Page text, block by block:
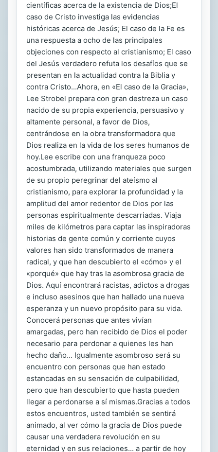
científicas acerca de la existencia de Dios;El
caso de Cristo investiga las evidencias
históricas acerca de Jesús; El caso de la Fe es
una respuesta a ocho de las principales
objeciones con respecto al cristianismo; El caso
del Jesús verdadero refuta los desafíos que se
presentan en la actualidad contra la Biblia y
contra Cristo...Ahora, en «El caso de la Gracia»,
Lee Strobel prepara con gran destreza un caso
nacido de su propia experiencia, persuasivo y
altamente personal, a favor de Dios,
centrándose en la obra transformadora que
Dios realiza en la vida de los seres humanos de
hoy.Lee escribe con una franqueza poco
acostumbrada, utilizando materiales que surgen
de su propio peregrinar del ateísmo al
cristianismo, para explorar la profundidad y la
amplitud del amor redentor de Dios por las
personas espiritualmente descarriadas. Viaja
miles de kilómetros para captar las inspiradoras
historias de gente común y corriente cuyos
valores han sido transformados de manera
radical, y que han descubierto el «cómo» y el
«porqué» que hay tras la asombrosa gracia de
Dios. Aquí encontrará racistas, adictos a drogas
e incluso asesinos que han hallado una nueva
esperanza y un nuevo propósito para su vida.
Conocerá personas que antes vivían
amargadas, pero han recibido de Dios el poder
necesario para perdonar a quienes les han
hecho daño... Igualmente asombroso será su
encuentro con personas que han estado
estancadas en su sensación de culpabilidad,
pero que han descubierto que hasta pueden
llegar a perdonarse a sí mismas.Gracias a todos
estos encuentros, usted también se sentirá
animado, al ver cómo la gracia de Dios puede
causar una verdadera revolución en su
eternidad y en sus relaciones... a partir de hoy